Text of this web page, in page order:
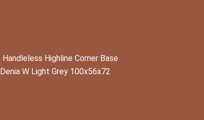
Highline Corner Base
W Light Grey 100x56x72